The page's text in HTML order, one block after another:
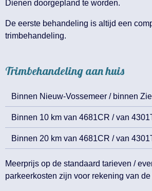
Dienen doorgepland te worden.
De eerste behandeling is altijd een
trimbehandeling.
Trimbehandeling aan huis
Binnen Nieuw-Vossemeer / binnen
Binnen 10 km van 4681CR / van
Binnen 20 km van 4681CR / van
Meerprijs op de standaard tarieven /
parkeerkosten zijn voor rekening van de